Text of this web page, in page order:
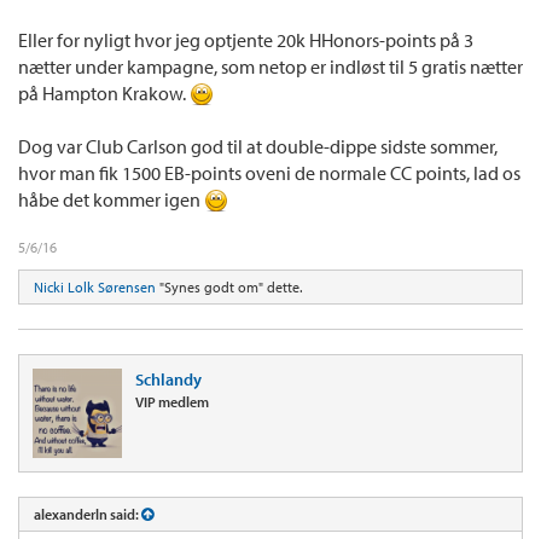
Eller for nyligt hvor jeg optjente 20k HHonors-points på 3
nætter under kampagne, som netop er indløst til 5 gratis nætter
på Hampton Krakow.
Dog var Club Carlson god til at double-dippe sidste sommer,
hvor man fik 1500 EB-points oveni de normale CC points, lad os
håbe det kommer igen
5/6/16
Nicki Lolk Sørensen "Synes godt om" dette.
Schlandy
VIP medlem
alexanderln said: